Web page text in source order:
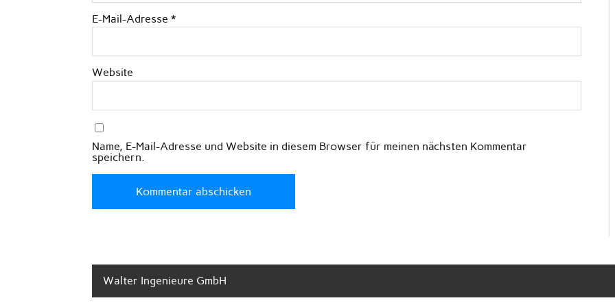
E-Mail-Adresse *
Website
Name, E-Mail-Adresse und Website in diesem Browser für meinen nächsten Kommentar
speichern.
Walter Ingenieure GmbH